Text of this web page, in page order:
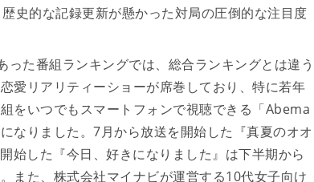
史的な記録更新が懸かった対局の圧倒的な注目度
た番組ランキングでは、総合ランキングとは違う
愛リアリティーショーが席巻しており、特に若年
をいつでもスマートフォンで視聴できる「Abema
なりました。7月から放送を開始した『真夏のオオ
始した『今日、好きになりました』は下半期から
また、株式会社マイナビが運営する10代女子向け